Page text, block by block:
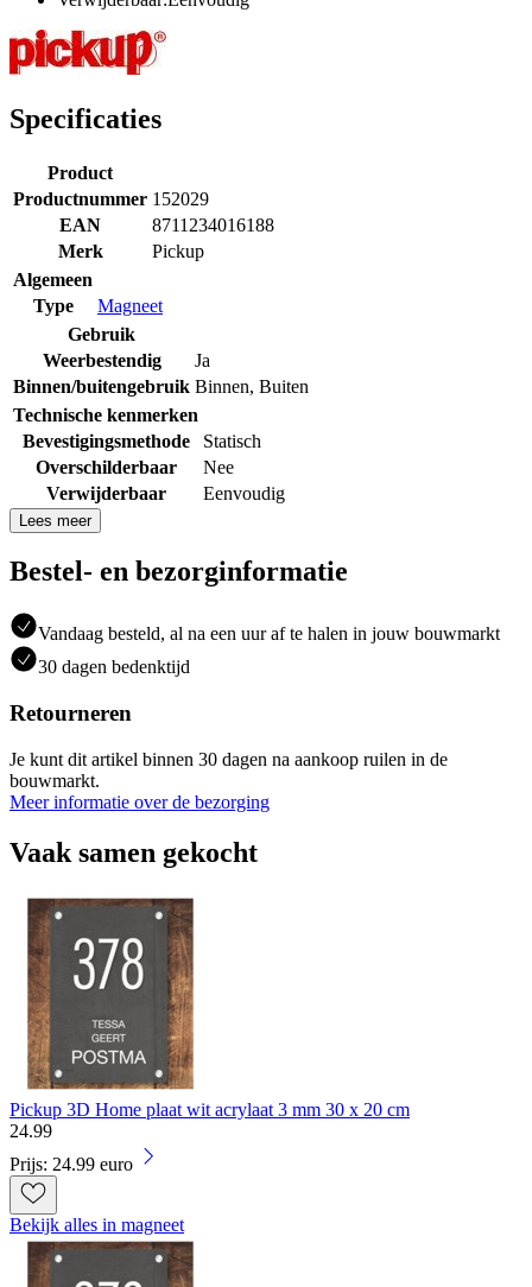
Specificaties
Product
Productnummer 152029
EAN
8711234016188
Merk
Pickup
Algemeen
Type
Magneet
Gebruik
Weerbestendig
Ja
Binnen/buitengebruik Binnen, Buiten
Technische kenmerken
Bevestigingsmethode
Statisch
Overschilderbaar
Nee
Verwijderbaar
Eenvoudig
Lees meer
Bestel- en bezorginformatie
Vandaag besteld, al na een uur af te halen in jouw bouwmarkt
30 dagen bedenktijd
Retourneren
Je kunt dit artikel binnen 30 dagen na aankoop ruilen in de
bouwmarkt.
Meer informatie over de bezorging
Vaak samen gekocht
Pickup 3D Home plaat wit acrylaat 3 mm 30 x 20 cm
24.99
Prijs: 24.99 euro
Bekijk alles in magneet